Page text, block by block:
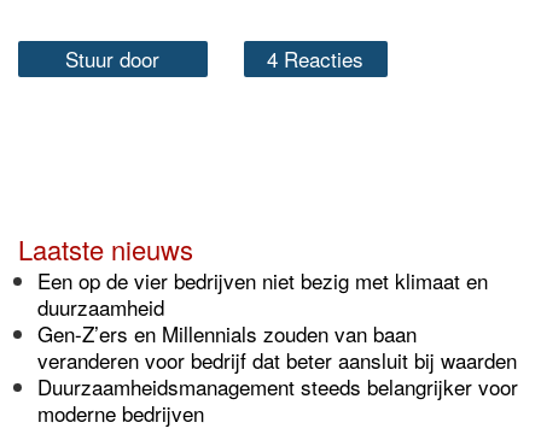
Stuur door 4 Reacties
Laatste nieuws
Een op de vier bedrijven niet bezig met klimaat en
duurzaamheid
Gen-Z’ers en Millennials zouden van baan
veranderen voor bedrijf dat beter aansluit bij waarden
Duurzaamheidsmanagement steeds belangrijker voor
moderne bedrijven